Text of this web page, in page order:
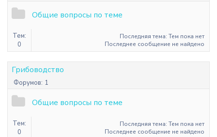
Общие вопросы по теме
Тем:
0
Последняя тема: Тем пока нет
Последнее сообщение не найдено
Грибоводство
Форумов: 1
Общие вопросы по теме
Тем:
0
Последняя тема: Тем пока нет
Последнее сообщение не найдено